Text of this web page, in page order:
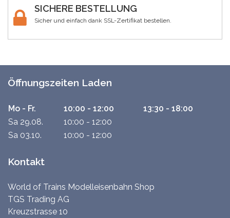
SICHERE BESTELLUNG
Sicher und einfach dank SSL-Zertifikat bestellen.
Öffnungszeiten Laden
Mo - Fr. 10:00 - 12:00
13:30 - 18:00
Sa 29.08.
10:00 - 12:00
Sa 03.10.
10:00 - 12:00
Kontakt
World of Trains Modelleisenbahn Shop
TGS Trading AG
Kreuzstrasse 10